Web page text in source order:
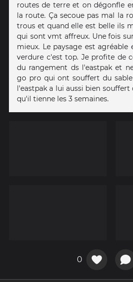
routes de terre et on dégonfle
la route. Ça secoue pas mal la
trous et quand elle est belle ils
qui sont vmt affreux. Une fois
mieux. Le paysage est agréable
verdure c'est top. Je profite de
du rangement ds l'eastpak et
go pro qui ont souffert du
l'eastpak a lui aussi bien
qu'il tienne les 3 semaines.
0